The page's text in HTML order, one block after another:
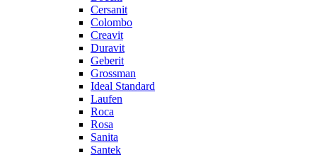
Cersanit
Colombo
Creavit
Duravit
Geberit
Grossman
Ideal Standard
Laufen
Roca
Rosa
Sanita
Santek